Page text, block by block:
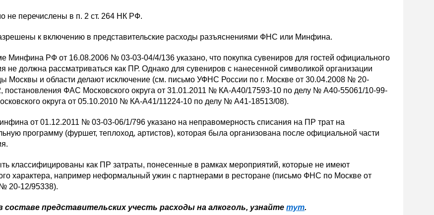
не перечислены в п. 2 ст. 264 НК РФ.
к включению в представительские расходы разъяснениями ФНС или Минфина.
Минфина РФ от 16.08.2006 № 03-03-04/4/136 указано, что покупка сувениров для гостей официального
не должна рассматриваться как ПР. Однако для сувениров с нанесенной символикой организации
Москвы и области делают исключение (см. письмо УФНС России по г. Москве от 30.04.2008 № 20-
постановления ФАС Московского округа от 31.01.2011 № КА-А40/17593-10 по делу № А40-55061/10-99-
округа от 05.10.2010 № КА-А41/11224-10 по делу № А41-18513/08).
от 01.12.2011 № 03-03-06/1/796 указано на неправомерность списания на ПР трат на
программу (фуршет, теплоход, артистов), которая была организована после официальной части
классифицированы как ПР затраты, понесенные в рамках мероприятий, которые не имеют
характера, например неформальный ужин с партнерами в ресторане (письмо ФНС по Москве от
20-12/95338).
составе представительских учесть расходы на алкоголь, узнайте тут.